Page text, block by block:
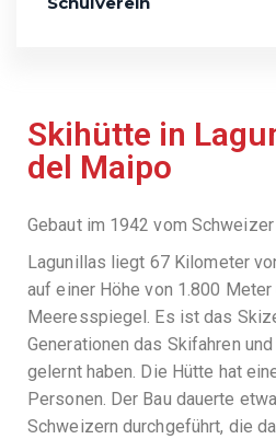
Skihütte in
del Maipo
Gebaut im 1942 vom Schweizer
Lagunillas liegt 67 Kilometer
auf einer Höhe von 1.800 Meter
Meeresspiegel. Es ist das
Generationen das Skifahren
gelernt haben. Die Hütte hat
Personen. Der Bau dauerte
Schweizern durchgeführt, die